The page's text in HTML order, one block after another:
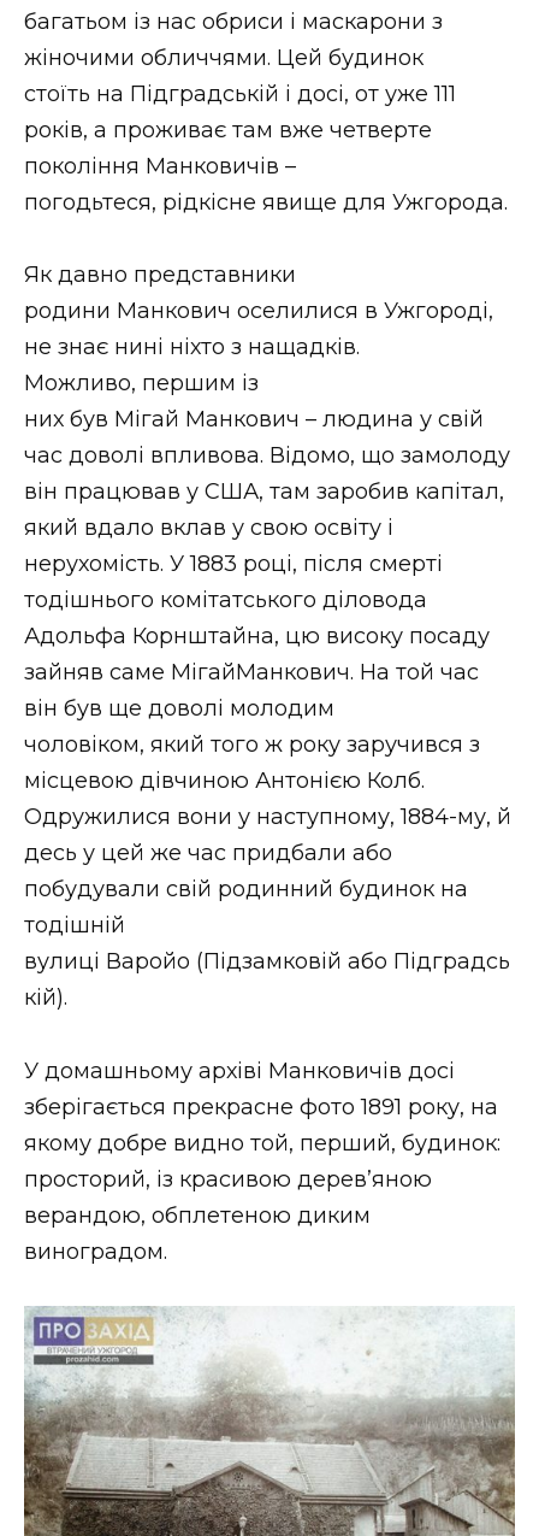
ВІДЕО
багатьом із нас обриси і маскарони з
жіночими обличчями. Цей будинок
стоїть на Підградській і досі, от уже 111
років, а проживає там вже четверте
покоління Манковичів –
погодьтеся, рідкісне явище для Ужгорода.
Як давно представники
родини Манкович оселилися в Ужгороді,
не знає нині ніхто з нащадків.
Можливо, першим із
них був Мігай Манкович – людина у свій
час доволі впливова. Відомо, що замолоду
він працював у США, там заробив капітал,
який вдало вклав у свою освіту і
нерухомість. У 1883 році, після смерті
тодішнього комітатського діловода
Адольфа Корнштайна, цю високу посаду
зайняв саме МігайМанкович. На той час
він був ще доволі молодим
чоловіком, який того ж року заручився з
місцевою дівчиною Антонією Колб.
Одружилися вони у наступному, 1884-му, й
десь у цей же час придбали або
побудували свій родинний будинок на
тодішній
вулиці Варойо (Підзамковій або Підградсь
кій).
У домашньому архіві Манковичів досі
зберігається прекрасне фото 1891 року, на
якому добре видно той, перший, будинок:
просторий, із красивою дерев’яною
верандою, обплетеною диким
виноградом.